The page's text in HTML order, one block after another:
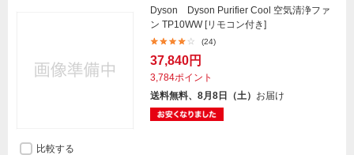
Dyson Dyson Purifier Cool 空気清浄ファ
ン TP10WW [リモコン付き]
(24)
37,840円
3,784ポイント
送料無料、8月8日（土） お届け
比較する